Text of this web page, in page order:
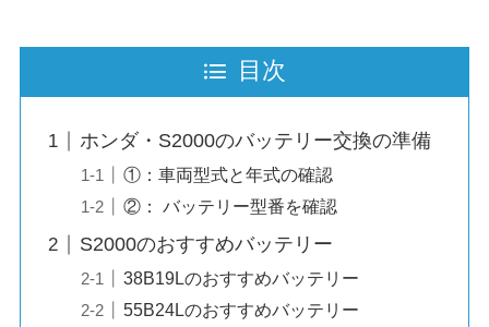
目次
ホンダ・S2000のバッテリー交換の準備
①：車両型式と年式の確認
②： バッテリー型番を確認
S2000のおすすめバッテリー
38B19Lのおすすめバッテリー
55B24Lのおすすめバッテリー